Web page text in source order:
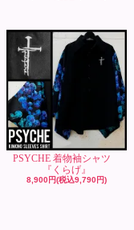
PSYCHE 着物袖シャツ
『くらげ』
8,900円(税込9,790円)